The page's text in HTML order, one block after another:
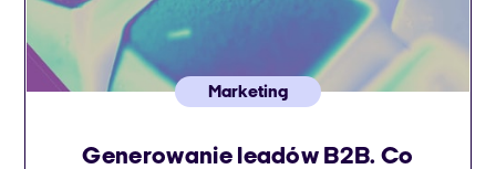
Marketing
Generowanie leadów B2B. Co